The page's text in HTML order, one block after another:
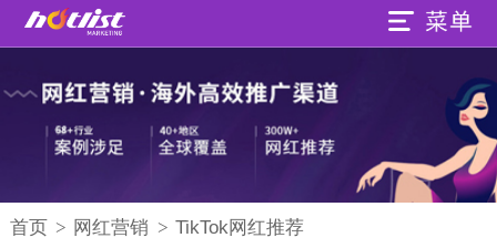
首页 > 网红营销 > TikTok网红推荐